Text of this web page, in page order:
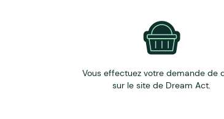
Vous effectuez votre demande de
sur le site de Dream Act.